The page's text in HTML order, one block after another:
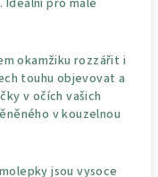
okamžiku rozzářit i
touhu objevovat a
v očích vašich
v kouzelnou
jsou vysoce